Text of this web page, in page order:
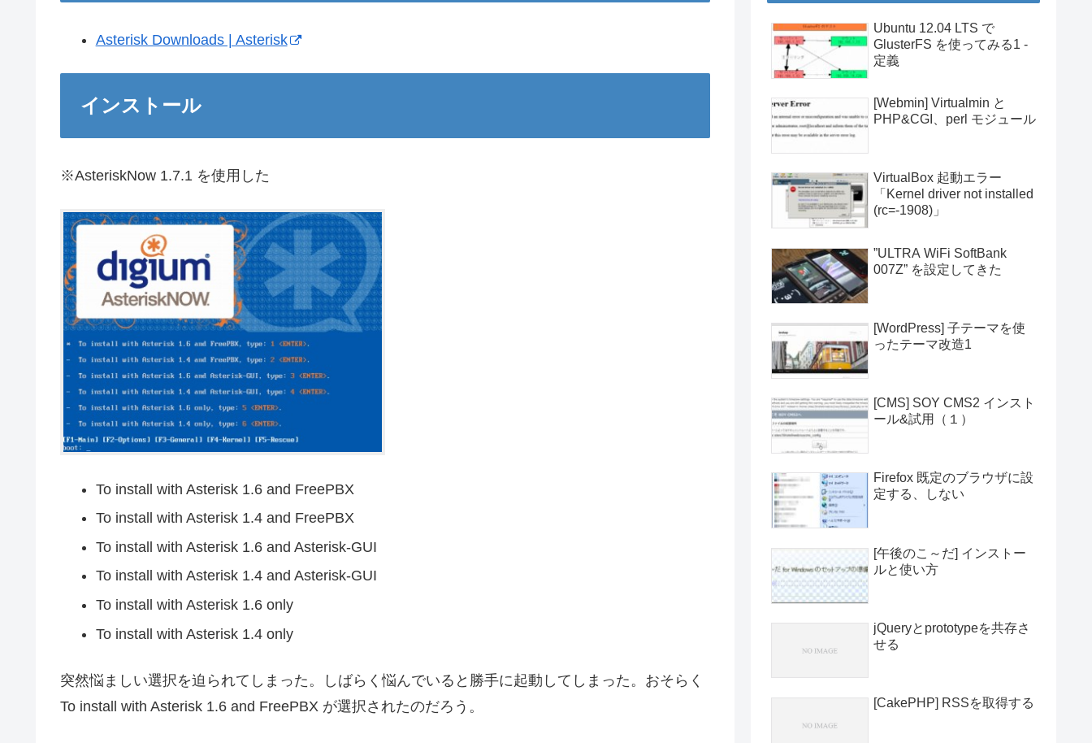
Asterisk Downloads | Asterisk
インストール
※AsteriskNow 1.7.1 を使用した
To install with Asterisk 1.6 and FreePBX
To install with Asterisk 1.4 and FreePBX
To install with Asterisk 1.6 and Asterisk-GUI
To install with Asterisk 1.4 and Asterisk-GUI
To install with Asterisk 1.6 only
To install with Asterisk 1.4 only
突然悩ましい選択を迫られてしまった。しばらく悩んでいると勝手に起動してしまった。おそらく
To install with Asterisk 1.6 and FreePBX が選択されたのだろう。
Ubuntu 12.04 LTS で
GlusterFS を使ってみる1 -
定義
[Webmin] Virtualmin と
PHP&CGI、perl モジュール
VirtualBox 起動エラー
「Kernel driver not installed
(rc=-1908)」
”ULTRA WiFi SoftBank
007Z” を設定してきた
[WordPress] 子テーマを使
ったテーマ改造1
[CMS] SOY CMS2 インスト
ール&試用（１）
Firefox 既定のブラウザに設
定する、しない
[午後のこ～だ] インストー
ルと使い方
jQueryとprototypeを共存さ
せる
[CakePHP] RSSを取得する